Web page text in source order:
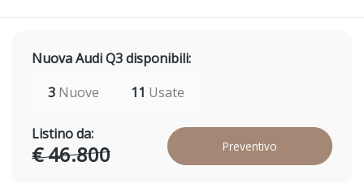
Nuova Audi Q3 disponibili:
3 Nuove 11 Usate
Listino da:
€ 46.800 Preventivo